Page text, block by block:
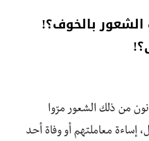
بالخوف؟!
من ذلك الشعور مرّوا
إساءة معاملتهم أو وفاة أحد